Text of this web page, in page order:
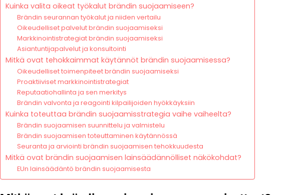
Kuinka valita oikeat työkalut brändin suojaamiseen?
Brändin seurannan työkalut ja niiden vertailu
Oikeudelliset palvelut brändin suojaamiseksi
Markkinointistrategiat brändin suojaamiseksi
Asiantuntijapalvelut ja konsultointi
Mitkä ovat tehokkaimmat käytännöt brändin suojaamisessa?
Oikeudelliset toimenpiteet brändin suojaamiseksi
Proaktiiviset markkinointistrategiat
Reputaatiohallinta ja sen merkitys
Brändin valvonta ja reagointi kilpailijoiden hyökkäyksiin
Kuinka toteuttaa brändin suojaamisstrategia vaihe vaiheelta?
Brändin suojaamisen suunnittelu ja valmistelu
Brändin suojaamisen toteuttaminen käytännössä
Seuranta ja arviointi brändin suojaamisen tehokkuudesta
Mitkä ovat brändin suojaamisen lainsäädännölliset näkökohdat?
EUn lainsäädäntö brändin suojaamisesta